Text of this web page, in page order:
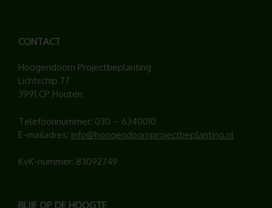
CONTACT
Hoogendoorn Projectbeplanting
Lichtschip 77
3991 CP Houten
Telefoonnummer: 030 – 6340010
E-mailadres: info@hoogendoornprojectbeplanting.nl
KvK-nummer: 83092749
BLIJF OP DE HOOGTE